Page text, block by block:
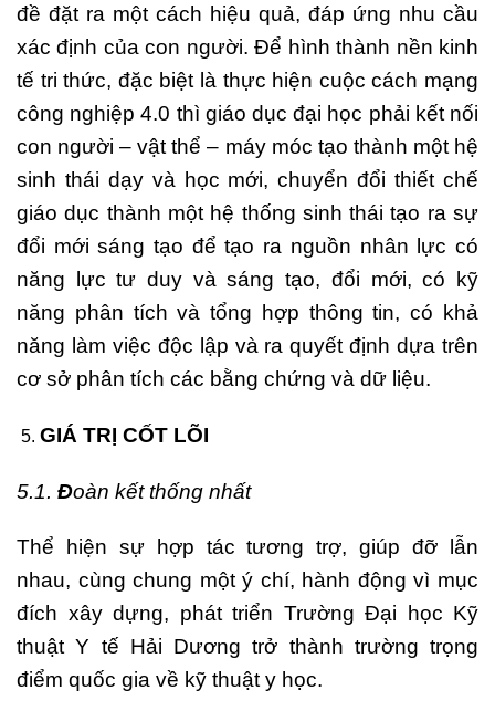
đề đặt ra một cách hiệu quả, đáp ứng nhu cầu
xác định của con người. Để hình thành nền kinh
tế tri thức, đặc biệt là thực hiện cuộc cách mạng
công nghiệp 4.0 thì giáo dục đại học phải kết nối
con người – vật thể – máy móc tạo thành một hệ
sinh thái dạy và học mới, chuyển đổi thiết chế
giáo dục thành một hệ thống sinh thái tạo ra sự
đổi mới sáng tạo để tạo ra nguồn nhân lực có
năng lực tư duy và sáng tạo, đổi mới, có kỹ
năng phân tích và tổng hợp thông tin, có khả
năng làm việc độc lập và ra quyết định dựa trên
cơ sở phân tích các bằng chứng và dữ liệu.
GIÁ TRỊ CỐT LÕI
5.1. Đoàn kết thống nhất
Thể hiện sự hợp tác tương trợ, giúp đỡ lẫn
nhau, cùng chung một ý chí, hành động vì mục
đích xây dựng, phát triển Trường Đại học Kỹ
thuật Y tế Hải Dương trở thành trường trọng
điểm quốc gia về kỹ thuật y học.